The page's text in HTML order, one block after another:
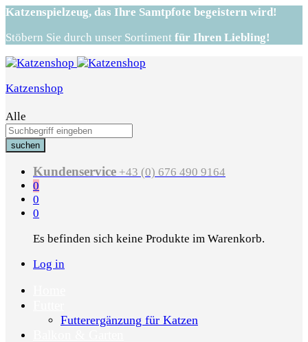
Katzenspielzeug, das Ihre Samtpfote begeistern wird!
Stöbern Sie durch unser Sortiment für Ihren Liebling!
Katzenshop
Alle
suchen
Kundenservice +43 (0) 676 490 9164
0
0
0
Es befinden sich keine Produkte im Warenkorb.
Log in
Futterergänzung für Katzen